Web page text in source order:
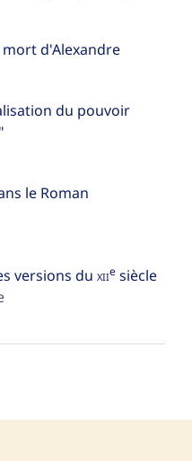
d'Alexandre
du pouvoir
le Roman
versions du xiie siècle